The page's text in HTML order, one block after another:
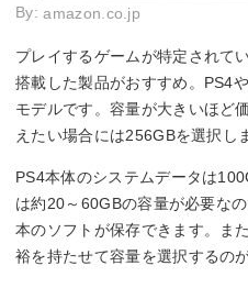
By:amazon.co.jp
プレイするゲームが特定されて
搭載した製品がおすすめ。PS4
モデルです。容量が大きいほど
えたい場合には256GBを選択し
PS4本体のシステムデータは
は約20～60GBの容量が必要な
本のソフトが保存できます。ま
裕を持たせて容量を選択するの